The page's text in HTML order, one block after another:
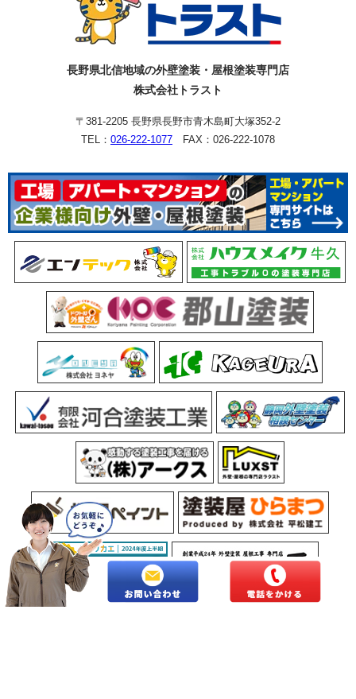
長野県北信地域の外壁塗装・屋根塗装専門店
株式会社トラスト
〒381-2205 長野県長野市青木島町大塚352-2
TEL： 026-222-1077 FAX：026-222-1078